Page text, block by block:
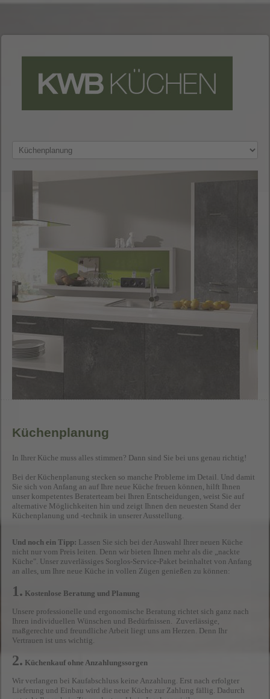
Küchenplanung
In Ihrer Küche muss alles stimmen? Dann sind Sie bei uns genau richtig!
Bei der Küchenplanung stecken so manche Probleme im Detail. Und damit
Sie sich von Anfang an auf Ihre neue Küche freuen können, hilft Ihnen
unser kompetentes Beraterteam bei Ihren Entscheidungen, weist Sie auf
alternative Möglichkeiten hin und zeigt Ihnen den neuesten Stand der
Küchenplanung und -technik in unserer Ausstellung.
Und noch ein Tipp: Lassen Sie sich bei der Auswahl Ihrer neuen Küche
nicht nur vom Preis leiten. Denn wir bieten Ihnen mehr als die „nackte
Küche". Unser zuverlässiges Sorglos-Service-Paket beinhaltet von Anfang
an alles, um Ihre neue Küche in vollen Zügen genießen zu können:
1. Kostenlose Beratung und Planung
Unsere professionelle und ergonomische Beratung richtet sich ganz nach
Ihren individuellen Wünschen und Bedürfnissen. Zuverlässige,
maßgerechte und freundliche Arbeit liegt uns am Herzen. Denn Ihr
Vertrauen ist uns wichtig.
2. Küchenkauf ohne Anzahlungssorgen
Wir verlangen bei Kaufabschluss keine Anzahlung. Erst nach erfolgter
Lieferung und Einbau wird die neue Küche zur Zahlung fällig. Dadurch